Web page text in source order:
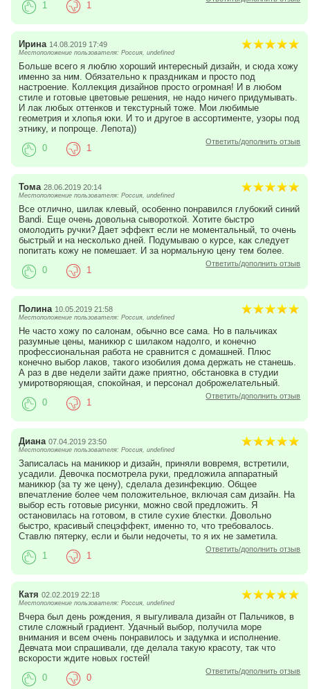
1 1
Ирина 14.08.2019 17:49
Местоположение пользователя: Россия, undefined
Больше всего я люблю хороший интересный дизайн, и сюда хожу
именно за ним. Обязательно к праздникам и просто под
настроение. Коллекция дизайнов просто огромная! И в любом
стиле и готовые цветовые решения, не надо ничего придумывать.
И лак любых оттенков и текстурный тоже. Мои любимые
геометрия и хлопья юки. И то и другое в ассортименте, узоры под
этнику, и попроще. Лепота))
Ответить/дополнить отзыв
0 1
Тома 28.06.2019 20:14
Местоположение пользователя: Россия, undefined
Все отлично, шилак клевый, особенно понравился глубокий синий
Bandi. Еще очень довольна сывороткой. Хотите быстро
омолодить ручки? Дает эффект если не моментальный, то очень
быстрый и на несколько дней. Подумываю о курсе, как следует
попитать кожу не помешает. И за нормальную цену тем более.
Ответить/дополнить отзыв
0 1
Полина 10.05.2019 21:58
Местоположение пользователя: Россия, undefined
Не часто хожу по салонам, обычно все сама. Но в пальчиках
разумные цены, маникюр с шилаком надолго, и конечно
профессиональная работа не сравнится с домашней. Плюс
конечно выбор лаков, такого изобилия дома держать не станешь.
А раз в две недели зайти даже приятно, обстановка в студии
умиротворяющая, спокойная, и персонал доброжелательный.
Ответить/дополнить отзыв
0 1
Диана 07.04.2019 23:50
Местоположение пользователя: Россия, undefined
Записалась на маникюр и дизайн, приняли вовремя, встретили,
усадили. Девочка посмотрела руки, предложила аппаратный
маникюр (за ту же цену), сделала дезинфекцию. Общее
впечатление более чем положительное, включая сам дизайн. На
выбор есть готовые рисунки, можно свой предложить. Я
остановилась на готовом, в стиле сухие блестки. Довольно
быстро, красивый спецэффект, именно то, что требовалось.
Ставлю пятерку, если и были недочеты, то я их не заметила.
Ответить/дополнить отзыв
1 1
Катя 02.02.2019 22:18
Местоположение пользователя: Россия, undefined
Вчера был день рождения, я выгуливала дизайн от Пальчиков, в
стиле сложный градиент. Удачный выбор, получила море
внимания и всем очень понравилось и задумка и исполнение.
Девчата мои спрашивали, где делала такую красоту, так что
вскорости ждите новых гостей!
Ответить/дополнить отзыв
0 0